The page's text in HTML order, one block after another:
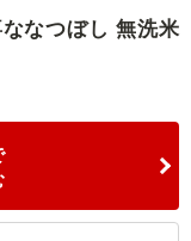
なつぼし 無洗米